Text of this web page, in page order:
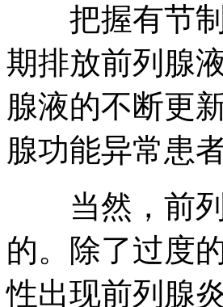
把握有节制
期排放前列腺
腺液的不断更
腺功能异常患
当然，前列
的。除了过度
性出现前列腺